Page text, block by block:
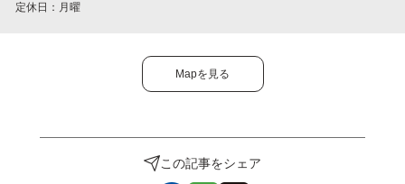
定休日：月曜
Mapを見る
この記事をシェア